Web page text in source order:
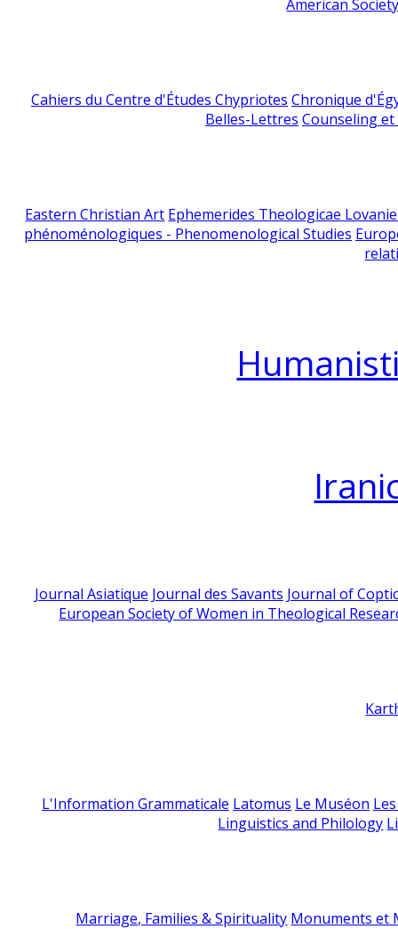
American
Cahiers du Centre d'Études Chypriotes Chronique
Belles-Lettres Counseling
Eastern Christian Art Ephemerides Theologicae
phénoménologiques - Phenomenological Studies
Journal Asiatique Journal des Savants Journal of
European Society of Women in Theological
L'Information Grammaticale Latomus Le Muséon
Linguistics and Philology
Marriage, Families & Spirituality Monuments et